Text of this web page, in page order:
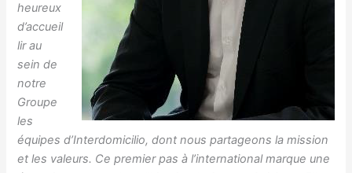
heureux
d’accueil
lir au
sein de
notre
Groupe
les
équipes d’Interdomicilio, dont nous partageons la mission
et les valeurs. Ce premier pas à l’international marque une